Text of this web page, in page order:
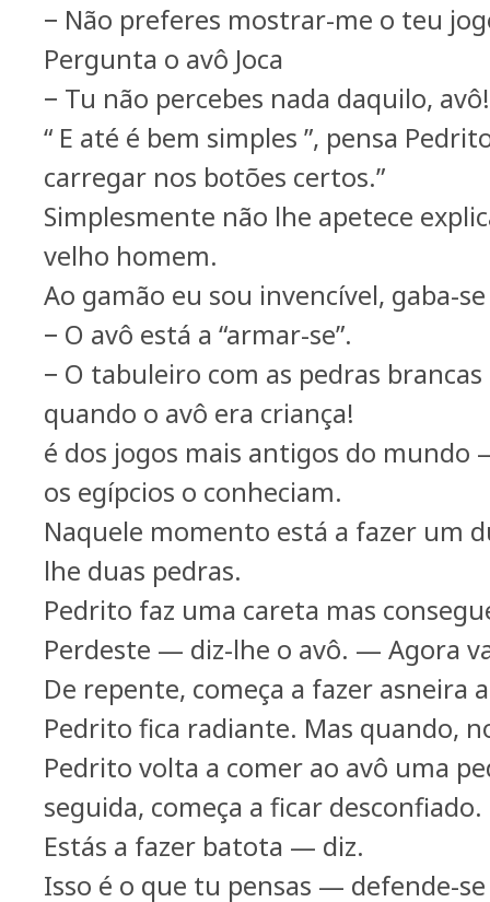
− Não preferes mostrar-me o teu
Pergunta o avô Joca
− Tu não percebes nada daquilo, avô!
“ E até é bem simples ”, pensa
carregar nos botões certos.”
Simplesmente não lhe apetece
velho homem.
Ao gamão eu sou invencível, gaba-
− O avô está a “armar-se”.
− O tabuleiro com as pedras
quando o avô era criança!
é dos jogos mais antigos do mundo
os egípcios o conheciam.
Naquele momento está a fazer um
lhe duas pedras.
Pedrito faz uma careta mas
Perdeste — diz-lhe o avô. — Agora
De repente, começa a fazer asneira
Pedrito fica radiante. Mas quando,
Pedrito volta a comer ao avô uma
seguida, começa a ficar desconfiado.
Estás a fazer batota — diz.
Isso é o que tu pensas — defende-